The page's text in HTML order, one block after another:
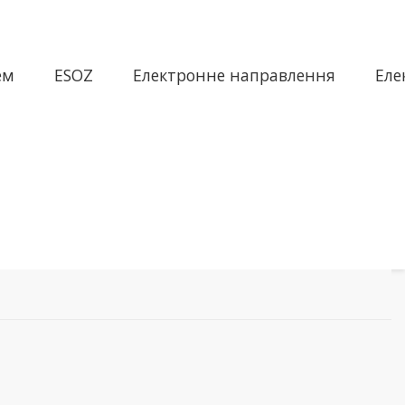
ESOZ Електронне направлення